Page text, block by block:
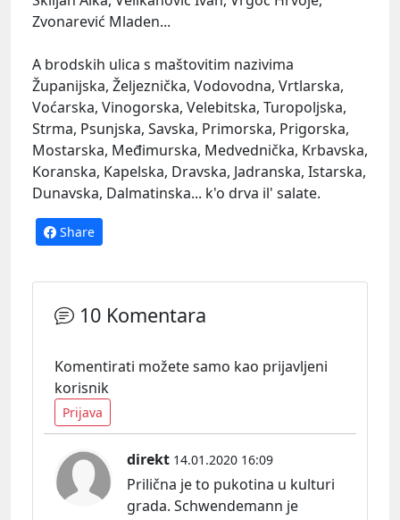
Zvonarević Mladen...
A brodskih ulica s maštovitim nazivima
Županijska, Željeznička, Vodovodna, Vrtlarska,
Voćarska, Vinogorska, Velebitska, Turopoljska,
Strma, Psunjska, Savska, Primorska, Prigorska,
Mostarska, Međimurska, Medvednička, Krbavska,
Koranska, Kapelska, Dravska, Jadranska, Istarska,
Dunavska, Dalmatinska... k'o drva il' salate.
Share
10 Komentara
Komentirati možete samo kao prijavljeni
korisnik
Prijava
direkt 14.01.2020 16:09
Prilična je to pukotina u kulturi
grada. Schwendemann je